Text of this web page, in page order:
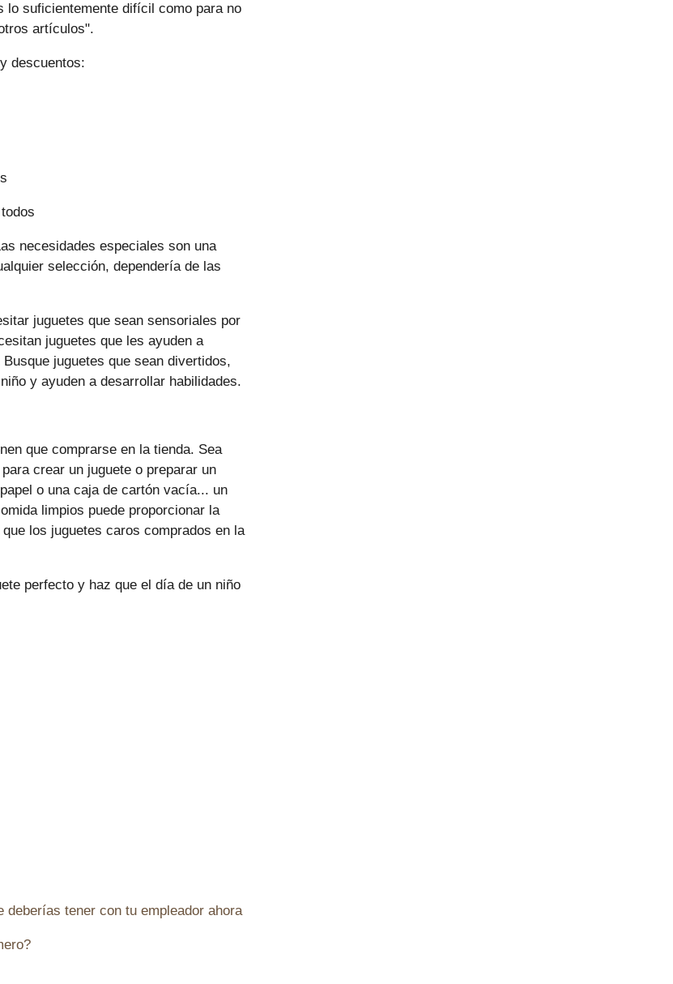
lo suficientemente difícil como para no
artículos".
descuentos:
necesidades especiales son una
selección, dependería de las
juguetes que sean sensoriales por
juguetes que les ayuden a
juguetes que sean divertidos,
y ayuden a desarrollar habilidades.
que comprarse en la tienda. Sea
crear un juguete o preparar un
o una caja de cartón vacía... un
limpios puede proporcionar la
los juguetes caros comprados en la
perfecto y haz que el día de un niño
deberías tener con tu empleador ahora